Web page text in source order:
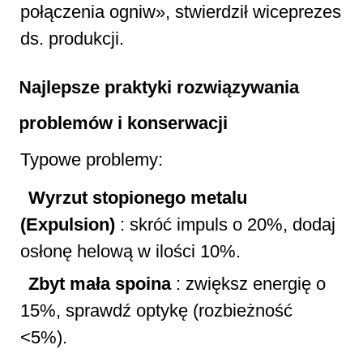
połączenia ogniw», stwierdził wiceprezes
ds. produkcji.
Najlepsze praktyki rozwiązywania
problemów i konserwacji
Typowe problemy:
Wyrzut stopionego metalu
(Expulsion) : skróć impuls o 20%, dodaj
osłonę helową w ilości 10%.
Zbyt mała spoina : zwiększ energię o
15%, sprawdź optykę (rozbieżność
<5%).